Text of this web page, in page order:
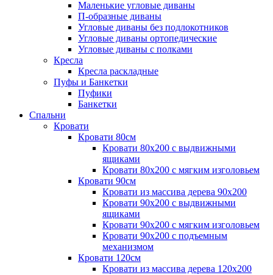
Маленькие угловые диваны
П-образные диваны
Угловые диваны без подлокотников
Угловые диваны ортопедические
Угловые диваны с полками
Кресла
Кресла раскладные
Пуфы и Банкетки
Пуфики
Банкетки
Спальни
Кровати
Кровати 80см
Кровати 80х200 с выдвижными
ящиками
Кровати 80х200 с мягким изголовьем
Кровати 90см
Кровати из массива дерева 90х200
Кровати 90х200 с выдвижными
ящиками
Кровати 90х200 с мягким изголовьем
Кровати 90х200 с подъемным
механизмом
Кровати 120см
Кровати из массива дерева 120х200